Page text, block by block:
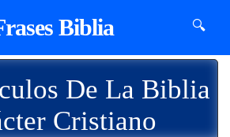
Biblia 🔍
De La Biblia
Cristiano